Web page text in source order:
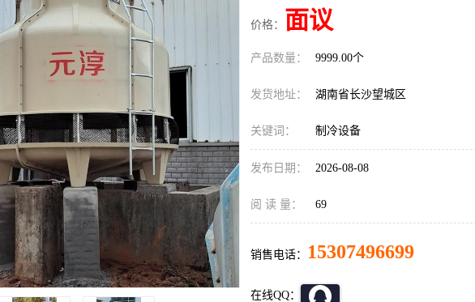
价格： 面议
产品数量： 9999.00个
发货地址： 湖南省长沙望城区
关键词： 制冷设备
发布日期： 2026-08-08
阅 读 量： 69
销售电话： 15307496699
在线QQ：